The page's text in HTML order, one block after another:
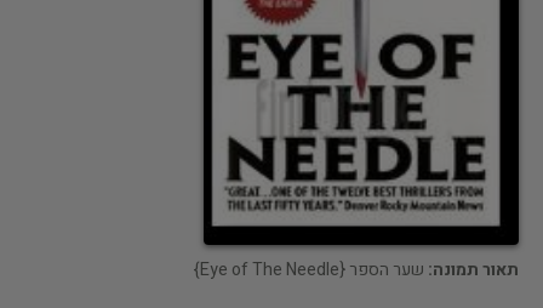
תאור תמונה: שער הספר {Eye of The Needle}